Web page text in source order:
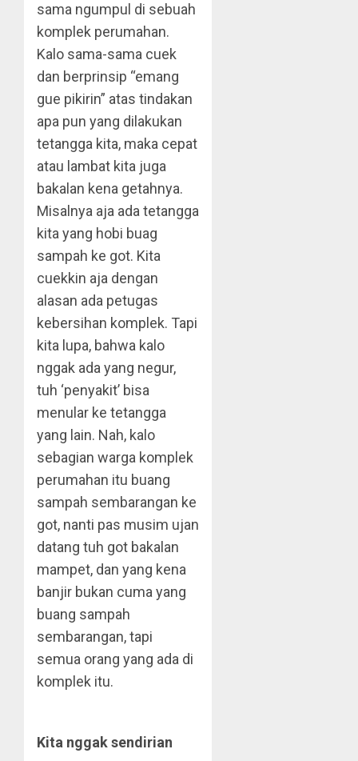
sama ngumpul di sebuah
komplek perumahan.
Kalo sama-sama cuek
dan berprinsip “emang
gue pikirin” atas tindakan
apa pun yang dilakukan
tetangga kita, maka cepat
atau lambat kita juga
bakalan kena getahnya.
Misalnya aja ada tetangga
kita yang hobi buag
sampah ke got. Kita
cuekkin aja dengan
alasan ada petugas
kebersihan komplek. Tapi
kita lupa, bahwa kalo
nggak ada yang negur,
tuh ‘penyakit’ bisa
menular ke tetangga
yang lain. Nah, kalo
sebagian warga komplek
perumahan itu buang
sampah sembarangan ke
got, nanti pas musim ujan
datang tuh got bakalan
mampet, dan yang kena
banjir bukan cuma yang
buang sampah
sembarangan, tapi
semua orang yang ada di
komplek itu.
Kita nggak sendirian